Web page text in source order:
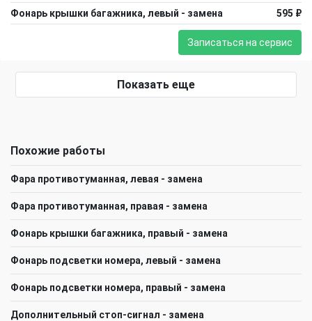
Фонарь крышки багажника, левый - замена 595 ₽
Записаться на сервис
Показать еще
Похожие работы
Фара противотуманная, левая - замена
Фара противотуманная, правая - замена
Фонарь крышки багажника, правый - замена
Фонарь подсветки номера, левый - замена
Фонарь подсветки номера, правый - замена
Дополнительный стоп-сигнал - замена